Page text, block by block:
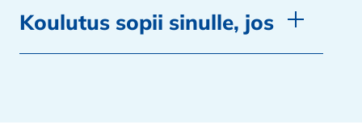
Koulutus sopii sinulle, jos